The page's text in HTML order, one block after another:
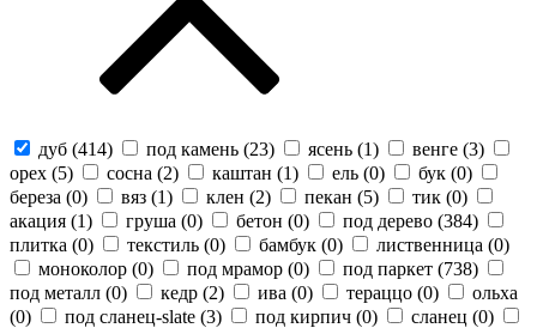
дуб (414) под камень (23) ясень (1) венге (3)
орех (5) сосна (2) каштан (1) ель (0) бук (0)
береза (0) вяз (1) клен (2) пекан (5) тик (0)
акация (1) груша (0) бетон (0) под дерево (384)
плитка (0) текстиль (0) бамбук (0) лиственница (0)
моноколор (0) под мрамор (0) под паркет (738)
под металл (0) кедр (2) ива (0) тераццо (0)
ольха
(0) под сланец-slate (3) под кирпич (0) сланец (0)